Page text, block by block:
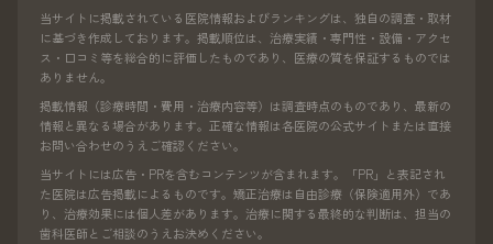
当サイトに掲載されている医院情報およびランキングは、独自の調査・取材
に基づき作成しております。掲載順位は、治療実績・専門性・設備・アクセ
ス・口コミ等を総合的に評価したものであり、医療の質を保証するものでは
ありません。
掲載情報（診療時間・費用・治療内容等）は調査時点のものであり、最新の
情報と異なる場合があります。正確な情報は各医院の公式サイトまたは直接
お問い合わせのうえご確認ください。
当サイトには広告・PRを含むコンテンツが含まれます。「PR」と表記され
た医院は広告掲載によるものです。矯正治療は自由診療（保険適用外）であ
り、治療効果には個人差があります。治療に関する最終的な判断は、担当の
歯科医師とご相談のうえお決めください。